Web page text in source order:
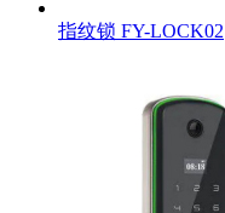
指纹锁 FY-LOCK02